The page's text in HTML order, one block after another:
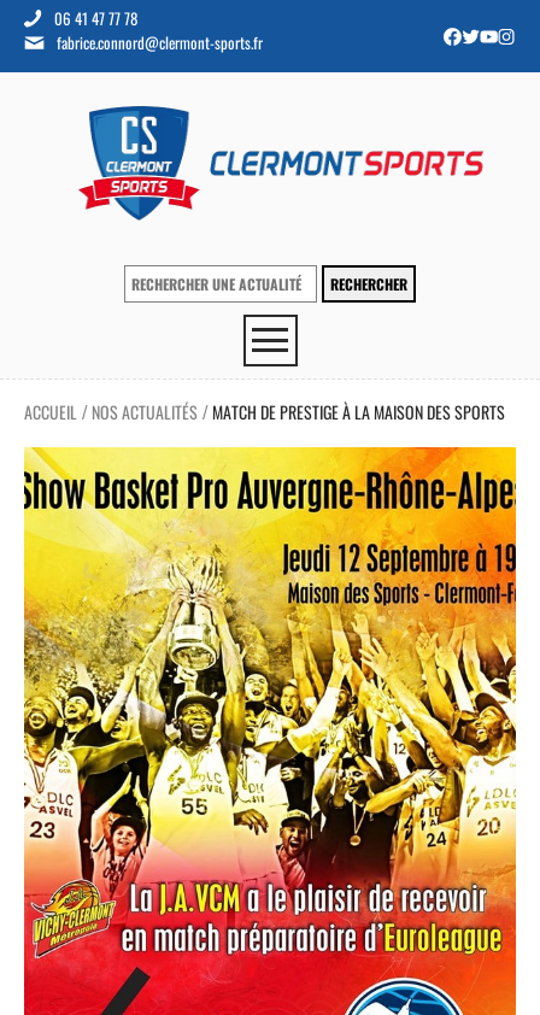
06 41 47 77 78
fabrice.connord@clermont-sports.fr
ACCUEIL / NOS ACTUALITÉS /MATCH DE PRESTIGE À LA MAISON DES SPORTS